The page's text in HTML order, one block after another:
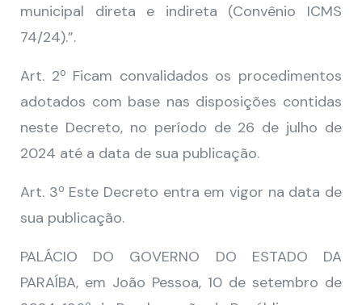
municipal direta e indireta (Convênio ICMS
74/24).”.
Art. 2º Ficam convalidados os procedimentos
adotados com base nas disposições contidas
neste Decreto, no período de 26 de julho de
2024 até a data de sua publicação.
Art. 3º Este Decreto entra em vigor na data de
sua publicação.
PALÁCIO DO GOVERNO DO ESTADO DA
PARAÍBA, em João Pessoa, 10 de setembro de